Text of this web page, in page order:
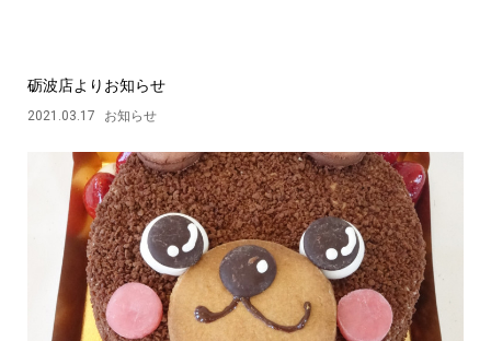
砺波店よりお知らせ
2021.03.17 お知らせ